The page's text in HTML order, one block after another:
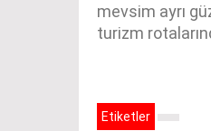
mevsim ayrı
turizm
Etiketler